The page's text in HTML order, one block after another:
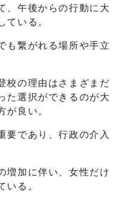
、午後からの行動に大
ている。
も繋がれる場所や手立
校の理由はさまざまだ
た選択ができるのが大
が良い。
要であり、行政の介入
増加に伴い、女性だけ
いる。